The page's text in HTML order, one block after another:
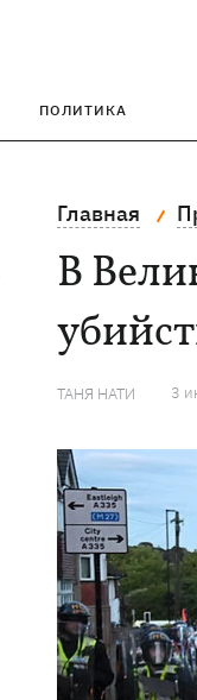
ПОЛИТИКА
Главная
В
ТАНЯ НАТИ 3